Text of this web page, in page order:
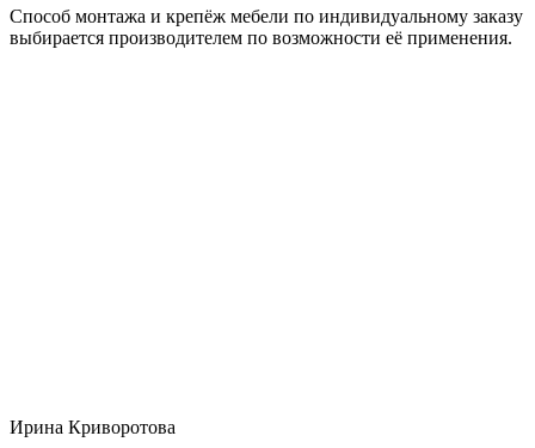
Способ монтажа и крепёж мебели по индивидуальному заказу
выбирается производителем по возможности её применения.
Ирина Криворотова